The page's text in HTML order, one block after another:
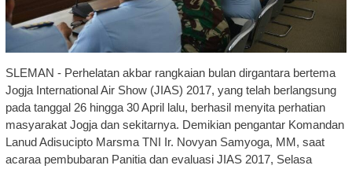
SLEMAN - Perhelatan akbar rangkaian bulan dirgantara bertema
Jogja International Air Show (JIAS) 2017, yang telah berlangsung
pada tanggal 26 hingga 30 April lalu, berhasil menyita perhatian
masyarakat Jogja dan sekitarnya. Demikian pengantar Komandan
Lanud Adisucipto Marsma TNI Ir. Novyan Samyoga, MM, saat
acaraa pembubaran Panitia dan evaluasi JIAS 2017, Selasa